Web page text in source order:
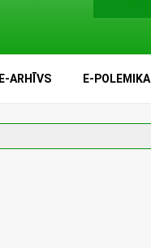
E-ARHĪVS E-POLEMIKA